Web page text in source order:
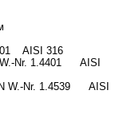
AISI 316
W.-Nr. 1.4401 AISI
W.-Nr. 1.4539 AISI